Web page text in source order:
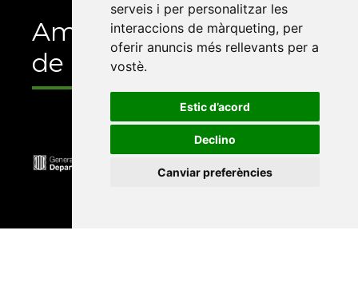
serveis i per personalitzar les
interaccions de màrqueting, per
oferir anuncis més rellevants per a
vostè.
Estic d’acord
Declino
Canviar preferències
Amb el suport
de